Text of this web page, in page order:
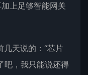
上足够智能网关
几天说的：“芯片
吧，我只能说还得